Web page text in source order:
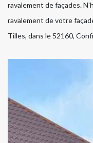
ravalement de façades.
ravalement de votre
Tilles, dans le 52160,